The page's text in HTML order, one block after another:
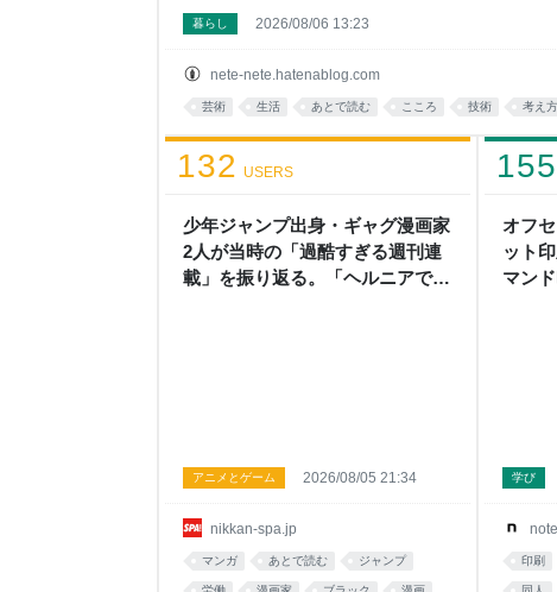
nete-nete.hatenablog.com
冷笑語に「感性さん」がある。ここ1年くらいで思い
例を挙げよう。以下はツイッターで拾った事例だが、
切って、そのあとの半日は茫然とした。 一生忘れら
の文章を記憶しておきたい。 理解を超越するものに
がでた。 すごい。 みんな、この本すごいよ。 ぜっ
名）という人が面白そうだと気楽に本屋に寄って、
暮らし 2026/08/06 13:23
芸術 生活 あとで読む こころ 技術 考え方
少年ジャンプ出身・ギャグ漫画家
2人が当時の「過酷すぎる週刊連
載」を振り返る。「ヘルニアで入
132 USERS
nikkan-spa.jp
アニメとゲーム 2026/08/05 21:34
マンガ あとで読む ジャンプ
オフ
ット
マン
155
学び
印刷